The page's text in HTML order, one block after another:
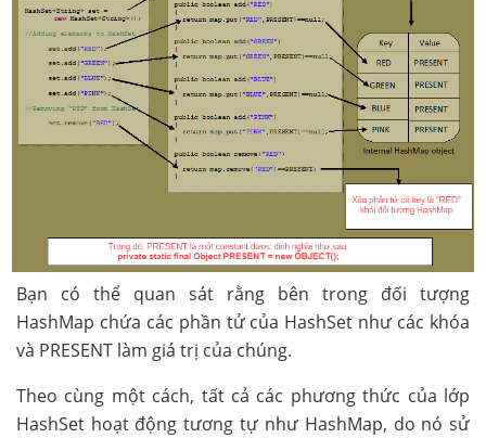
Bạn có thể quan sát rằng bên trong đối tượng
HashMap chứa các phần tử của HashSet như các khóa
và PRESENT làm giá trị của chúng.
Theo cùng một cách, tất cả các phương thức của lớp
HashSet hoạt động tương tự như HashMap, do nó sử